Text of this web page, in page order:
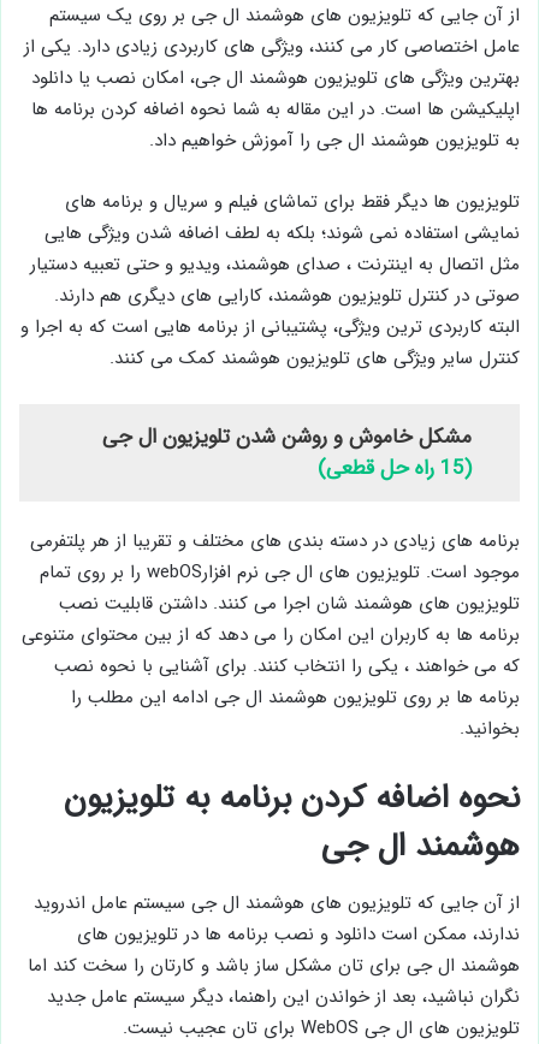
از آن جایی که تلویزیون های هوشمند ال جی بر روی یک سیستم
عامل اختصاصی کار می کنند، ویژگی های کاربردی زیادی دارد. یکی از
بهترین ویژگی های تلویزیون هوشمند ال جی، امکان نصب یا دانلود
اپلیکیشن ها است. در این مقاله به شما نحوه اضافه کردن برنامه ها
به تلویزیون هوشمند ال جی را آموزش خواهیم داد.
تلویزیون ها دیگر فقط برای تماشای فیلم و سریال و برنامه های
نمایشی استفاده نمی شوند؛ بلکه به لطف اضافه شدن ویژگی‌ هایی
مثل اتصال به اینترنت ، صدای هوشمند، ویدیو و حتی تعبیه دستیار
صوتی در کنترل تلویزیون هوشمند، کارایی های دیگری هم دارند.
البته کاربردی ترین ویژگی، پشتیبانی از برنامه هایی است که به اجرا و
کنترل سایر ویژگی های تلویزیون هوشمند کمک می کنند.
مشکل خاموش و روشن شدن تلویزیون ال جی
(15 راه حل قطعی)
برنامه ‌های زیادی در دسته بندی ‌های مختلف و تقریبا از هر پلتفرمی
موجود است. تلویزیون های ال جی نرم افزارwebOS را بر روی تمام
تلویزیون های هوشمند شان اجرا می کنند. داشتن قابلیت نصب
برنامه ها به کاربران این امکان را می دهد که از بین محتوای متنوعی
که می خواهند ، یکی را انتخاب کنند. برای آشنایی با نحوه نصب
برنامه ها بر روی تلویزیون هوشمند ال جی ادامه این مطلب را
بخوانید.
نحوه اضافه کردن برنامه به تلویزیون
هوشمند ال جی
از آن جایی که تلویزیون های هوشمند ال جی سیستم عامل اندروید
ندارند، ممکن است دانلود و نصب برنامه ها در تلویزیون های
هوشمند ال جی برای تان مشکل ساز باشد و کارتان را سخت کند اما
نگران نباشید، بعد از خواندن این راهنما، دیگر سیستم عامل جدید
تلویزیون های ال جی WebOS برای تان عجیب نیست.